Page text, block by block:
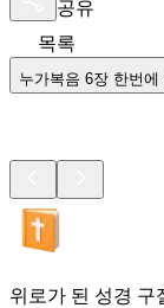
공유
목록
누가복음 6장 한번에
위로가 된 성경 구